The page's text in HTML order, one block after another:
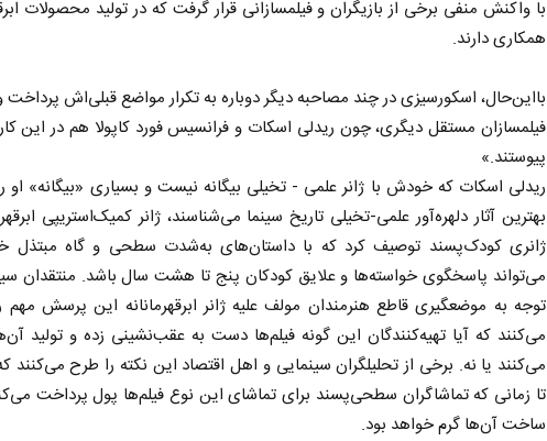
با واکنش منفی برخی از بازیگران و فیلمسازانی قرار گرفت که در تولید محصولات
همکاری دارند.
بااین‌حال، اسکورسیزی در چند مصاحبه دیگر دوباره به تکرار مواضع قبلی‌اش پرداخت
فیلمسازان مستقل دیگری، چون ریدلی اسکات و فرانسیس فورد کاپولا هم در این
پیوستند.»
ریدلی اسکات که خودش با ژانر علمی - تخیلی بیگانه نیست و بسیاری «بیگانه» او
بهترین آثار دلهره‌آور علمی‌-تخیلی تاریخ سینما می‌شناسند، ژانر کمیک‌استریپی
ژانری کودک‌پسند توصیف کرد که با داستان‌های به‌شدت سطحی و گاه مبتذل
می‌تواند پاسخگوی خواسته‌ها و علایق کودکان پنج تا هشت سال باشد. منتقدان
توجه به موضعگیری قاطع هنرمندان مولف علیه ژانر ابرقهرمانانه این پرسش
می‌کنند که آیا تهیه‌کنندگان این گونه فیلم‌ها دست به عقب‌نشینی زده و تولید
می‌کنند یا نه. برخی از تحلیلگران سینمایی و اهل اقتصاد این نکته را طرح می‌کنند که
تا زمانی که تماشاگران سطحی‌پسند برای تماشای این نوع فیلم‌ها پول پرداخت
ساخت آن‌ها گرم خواهد بود.